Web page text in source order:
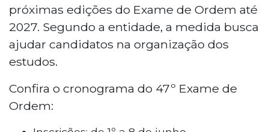
próximas edições do Exame de Ordem até
2027. Segundo a entidade, a medida busca
ajudar candidatos na organização dos
estudos.
Confira o cronograma do 47º Exame de
Ordem: